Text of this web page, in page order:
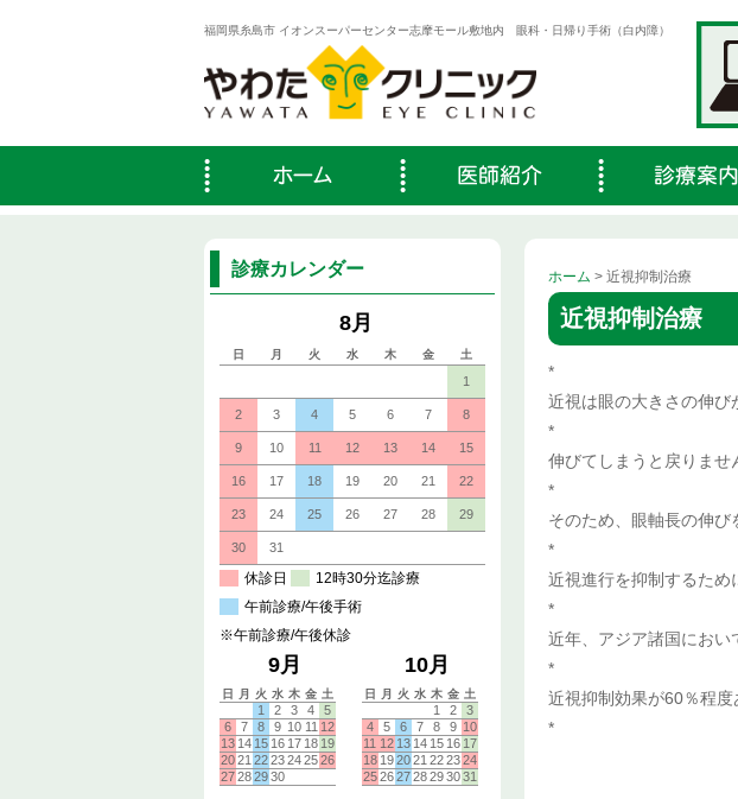
福岡県糸島市 イオンスーパーセンター志摩モール敷地内 眼科・日帰り手術（白内障）
ホーム > 近視抑制治療
近視抑制治療
*
近視は眼の大きさの伸び
*
伸びてしまうと戻りませ
*
そのため、眼軸長の伸び
*
近視進行を抑制するため
*
近年、アジア諸国におい
*
近視抑制効果が60％程
*
診療カレンダー